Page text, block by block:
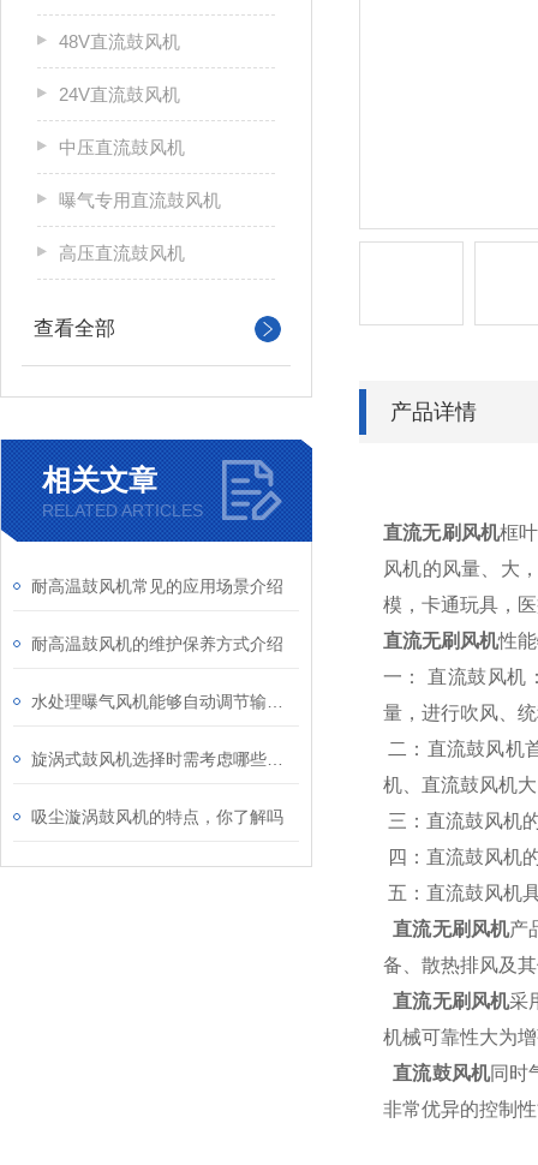
48V直流鼓风机
24V直流鼓风机
中压直流鼓风机
曝气专用直流鼓风机
高压直流鼓风机
查看全部
相关文章
RELATED ARTICLES
耐高温鼓风机常见的应用场景介绍
耐高温鼓风机的维护保养方式介绍
吸尘漩涡鼓风机的特点，你了解吗
产品详情
直流无刷风机框
风机的风量、大
模，卡通玩具，
直流无刷风机性
一： 直流鼓风机
量，进行吹风、
二：直流鼓风机
机、直流鼓风机
三：直流鼓风机
四：直流鼓风机
五：直流鼓风机
直流无刷风机产
备、散热排风及
直流无刷风机采
机械可靠性大为
直流鼓风机同时
非常优异的控制